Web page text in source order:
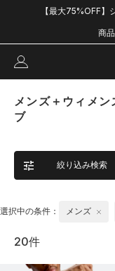
【最大75%OFF】
商
メンズ＋ウィメ
ブ
絞り込み検索
選択中の条件： メンズ
20件